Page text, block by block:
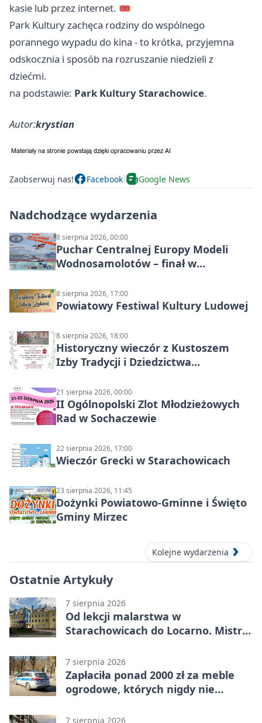
kasie lub przez internet. 🎟️
Park Kultury zachęca rodziny do wspólnego
porannego wypadu do kina - to krótka, przyjemna
odskocznia i sposób na rozruszanie niedzieli z
dziećmi.
na podstawie: Park Kultury Starachowice.
Autor:krystian
Zaobserwuj nas! Facebook Google News
Nadchodzące wydarzenia
8 sierpnia 2026, 00:00
Puchar Centralnej Europy Modeli
Wodnosamolotów – finał w
8 sierpnia 2026, 17:00
Powiatowy Festiwal Kultury Ludowej
8 sierpnia 2026, 18:00
Historyczny wieczór z Kustoszem
Izby Tradycji i Dziedzictwa
Gęburą
21 sierpnia 2026, 00:00
II Ogólnopolski Zlot Młodzieżowych
Rad w Sochaczewie
22 sierpnia 2026, 17:00
Wieczór Grecki w Starachowicach
23 sierpnia 2026, 11:45
Dożynki Powiatowo-Gminne i Święto
Gminy Mirzec
Kolejne wydarzenia
Ostatnie Artykuły
7 sierpnia 2026
Od lekcji malarstwa w
Starachowicach do Locarno. Mistrz
7 sierpnia 2026
Zapłaciła ponad 2000 zł za meble
ogrodowe, których nigdy nie
7 sierpnia 2026